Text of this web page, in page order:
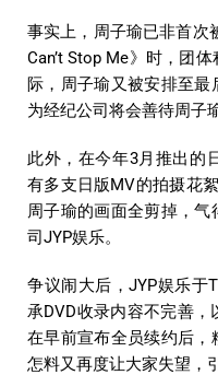
事实上，周子瑜已非首次
Can’t Stop Me》时，团
际，周子瑜又被安排至
为经纪公司将会善待周子
此外，在今年3月推出的
有多支日版MV的拍摄花
周子瑜的画面全剪掉，
司JYP娱乐。
争议闹大后，JYP娱乐于
承DVD收录内容不完善
在早前宣布全员续约后，
怎料又再度让大家失望，